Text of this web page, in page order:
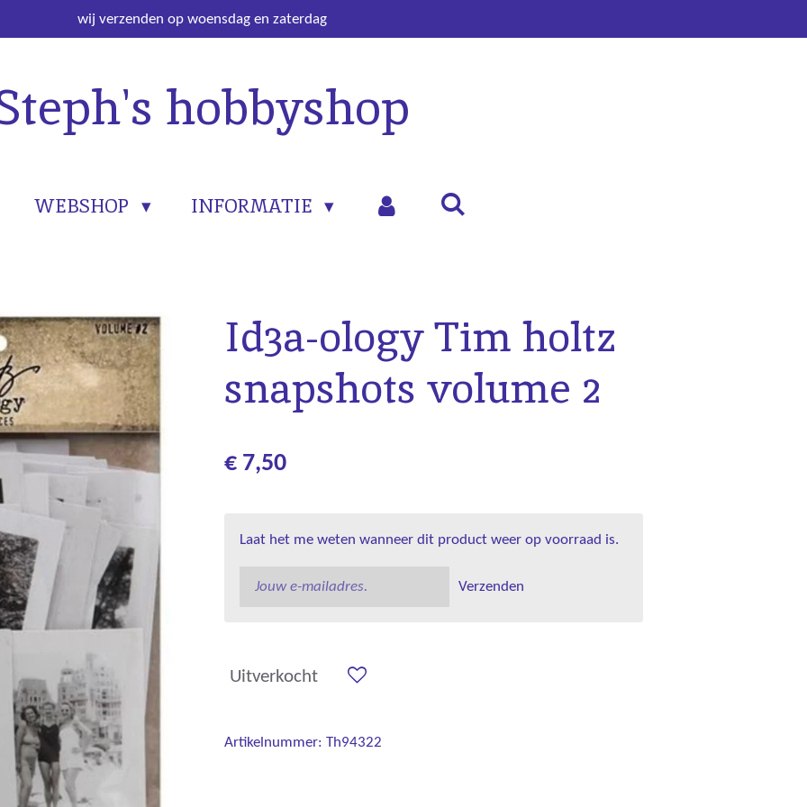
wij verzenden op woensdag en zaterdag
hobbyshop
WEBSHOP INFORMATIE
Id3a-ology Tim holtz
snapshots volume 2
€ 7,50
Laat het me weten wanneer dit product weer op voorraad is.
Verzenden
Uitverkocht
Artikelnummer: Th94322